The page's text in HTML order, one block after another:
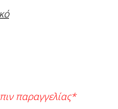
παραγγελίας*